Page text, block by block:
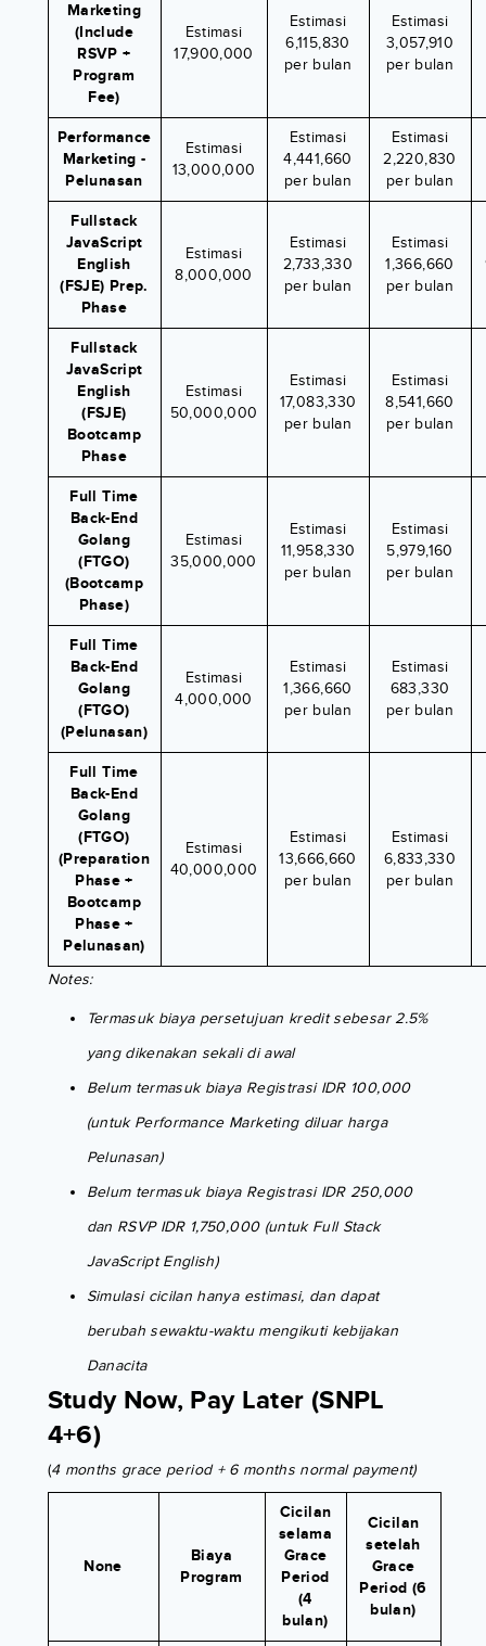
Marketing
(Include
RSVP +
Program
Fee)
Estimasi
17,900,000
Estimasi
6,115,830
per bulan
Estimasi
3,057,910
per bulan
Performance
Marketing -
Pelunasan
Estimasi
13,000,000
Estimasi
4,441,660
per bulan
Estimasi
2,220,830
per bulan
Fullstack
JavaScript
English
(FSJE) Prep.
Phase
Estimasi
8,000,000
Estimasi
2,733,330
per bulan
Estimasi
1,366,660
per bulan
Fullstack
JavaScript
English
(FSJE)
Bootcamp
Phase
Estimasi
50,000,000
Estimasi
17,083,330
per bulan
Estimasi
8,541,660
per bulan
Full Time
Back-End
Golang
(FTGO)
(Bootcamp
Phase)
Estimasi
35,000,000
Estimasi
11,958,330
per bulan
Estimasi
5,979,160
per bulan
Full Time
Back-End
Golang
(FTGO)
(Pelunasan)
Estimasi
4,000,000
Estimasi
1,366,660
per bulan
Estimasi
683,330
per bulan
Full Time
Back-End
Golang
(FTGO)
(Preparation
Phase +
Bootcamp
Phase +
Pelunasan)
Estimasi
40,000,000
Estimasi
13,666,660
per bulan
Estimasi
6,833,330
per bulan
Notes:
Termasuk biaya persetujuan kredit sebesar 2.5%
yang dikenakan sekali di awal
Belum termasuk biaya Registrasi IDR 100,000
(untuk Performance Marketing diluar harga
Pelunasan)
Belum termasuk biaya Registrasi IDR 250,000
dan RSVP IDR 1,750,000 (untuk Full Stack
JavaScript English)
Simulasi cicilan hanya estimasi, dan dapat
berubah sewaktu-waktu mengikuti kebijakan
Danacita
Study Now, Pay Later (SNPL
4+6)
(4 months grace period + 6 months normal payment)
None
Biaya
Program
Cicilan
selama
Grace
Period
(4
bulan)
Cicilan
setelah
Grace
Period (6
bulan)